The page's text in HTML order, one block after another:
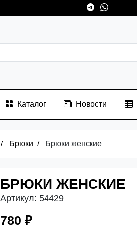
Каталог Новости
Брюки Брюки женские
БРЮКИ ЖЕНСКИЕ
Артикул: 54429
780 ₽